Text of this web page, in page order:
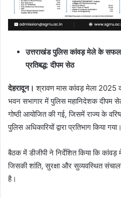
उत्तराखंड पुलिस कांवड़ मेले के
प्रतिबद्ध: दीपम सेठ
देहरादून। श्रावण मास कांवड़ मेला
भवन सभागार में पुलिस महानिदेशक दीपम
गोष्ठी आयोजित की गई, जिसमें राज्य के
पुलिस अधिकारियों द्वारा प्रतिभाग किया गया।
बैठक में डीजीपी ने निर्देशित किया कि
जिसकी शांति, सुरक्षा और सुव्यवस्थित
है।